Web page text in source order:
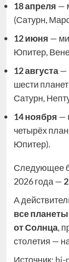
18 апреля —
(Сатурн,
12 июня —
Юпитер,
12 августа—
шести
Сатурн,
14 ноября —
четырёх
Юпитер).
Следующее
2026 года —
А
все
от Солнца,
столетия —
Источник: hi-